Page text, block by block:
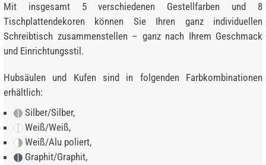
Mit insgesamt 5 verschiedenen Gestellfarben und 8
Tischplattendekoren können Sie Ihren ganz individuellen
Schreibtisch zusammenstellen – ganz nach Ihrem Geschmack
und Einrichtungsstil.
Hubsäulen und Kufen sind in folgenden Farbkombinationen
erhältlich:
Silber/Silber,
Weiß/Weiß,
Weiß/Alu poliert,
Graphit/Graphit,